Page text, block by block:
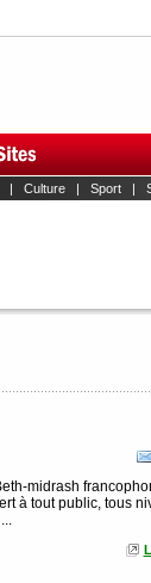
Culture| Sport|
midrash
à tout public, tous